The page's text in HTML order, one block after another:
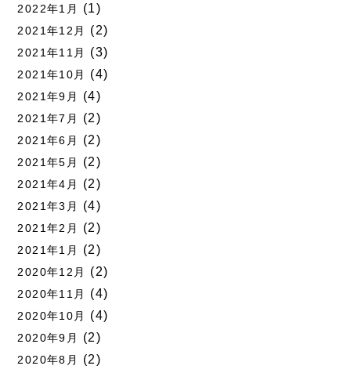
2022年1月 (1)
2021年12月 (2)
2021年11月 (3)
2021年10月 (4)
2021年9月 (4)
2021年7月 (2)
2021年6月 (2)
2021年5月 (2)
2021年4月 (2)
2021年3月 (4)
2021年2月 (2)
2021年1月 (2)
2020年12月 (2)
2020年11月 (4)
2020年10月 (4)
2020年9月 (2)
2020年8月 (2)